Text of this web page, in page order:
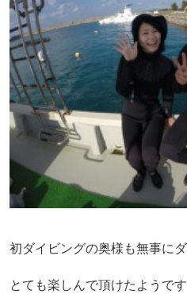
初ダイビングの奥様も無事に
とても楽しんで頂けたようです